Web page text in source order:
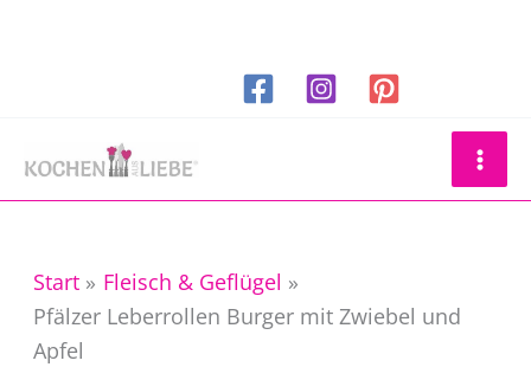
Start
Fleisch & Geflügel
Pfälzer Leberrollen Burger mit Zwiebel und
Apfel